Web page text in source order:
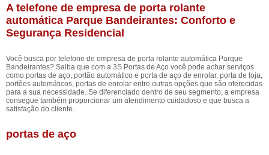
A telefone de empresa de porta rolante
automática Parque Bandeirantes: Conforto e
Segurança Residencial
Você busca por telefone de empresa de porta rolante automática Parque
Bandeirantes? Saiba que com a 3S Portas de Aço você pode achar serviços
como portas de aço, portão automático e porta de aço de enrolar, porta de loja,
portões automáticos, portas de enrolar entre outras opções que são oferecidas
para a sua necessidade. Se diferenciado dentro de seu segmento, a empresa
consegue também proporcionar um atendimento cuidadoso e que busca a
satisfação do cliente.
portas de aço